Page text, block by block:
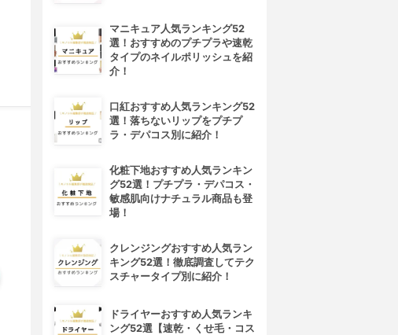
マニキュア人気ランキング52
選！おすすめのプチプラや速乾
タイプのネイルポリッシュを紹
介！
口紅おすすめ人気ランキング52
選！落ちないリップをプチプ
ラ・デパコス別に紹介！
化粧下地おすすめ人気ランキン
グ52選！プチプラ・デパコス・
敏感肌向けナチュラル商品も登
場！
クレンジングおすすめ人気ラン
キング52選！徹底調査してテク
スチャータイプ別に紹介！
ドライヤーおすすめ人気ランキ
ング52選【速乾・くせ毛・コス